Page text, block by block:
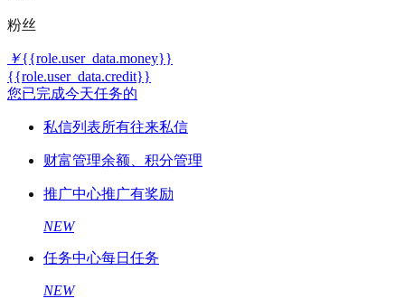
粉丝
￥{{role.user_data.money}}
{{role.user_data.credit}}
您已完成今天任务的
私信列表所有往来私信
财富管理余额、积分管理
推广中心推广有奖励
NEW
任务中心每日任务
NEW